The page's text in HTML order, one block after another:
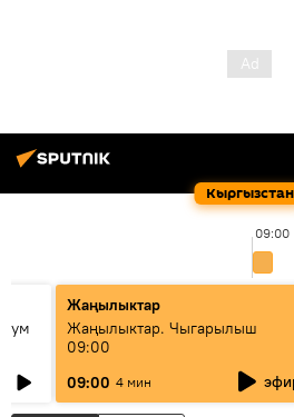
Кыргызстан
09:00
Жаңылыктар
Жаңылыктар. Чыгарылыш
09:00
09:00 4 мин